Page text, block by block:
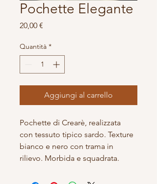
Pochette Elegante
20,00 €
Quantità *
Aggiungi al carrello
Pochette di Crearè, realizzata
con tessuto tipico sardo. Texture
bianco e nero con trama in
rilievo. Morbida e squadrata.